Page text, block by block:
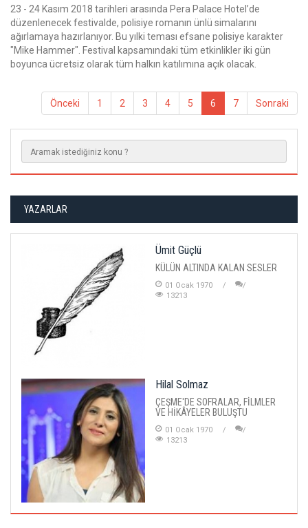
23 - 24 Kasım 2018 tarihleri arasında Pera Palace Hotel’de
düzenlenecek festivalde, polisiye romanın ünlü simalarını
ağırlamaya hazırlanıyor. Bu yılki teması efsane polisiye karakter
"Mike Hammer". Festival kapsamındaki tüm etkinlikler iki gün
boyunca ücretsiz olarak tüm halkın katılımına açık olacak.
Önceki 1 2 3 4 5 6 7 Sonraki
YAZARLAR
Ümit Güçlü
KÜLÜN ALTINDA KALAN SESLER
01 Ocak 1970
13213
Hilal Solmaz
ÇEŞME'DE SOFRALAR, FİLMLER
VE HİKÂYELER BULUŞTU
01 Ocak 1970
13213